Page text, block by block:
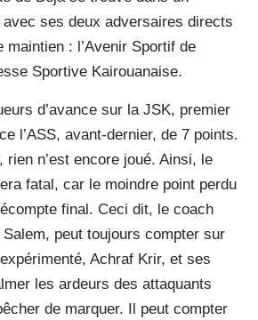
ses deux adversaires directs
maintien : l’Avenir Sportif de
Sportive Kairouanaise.
d’avance sur la JSK, premier
l’ASS, avant-dernier, de 7 points.
rien n’est encore joué. Ainsi, le
fatal, car le moindre point perdu
final. Ceci dit, le coach
peut toujours compter sur
Achraf Krir, et ses
les ardeurs des attaquants
de marquer. Il peut compter